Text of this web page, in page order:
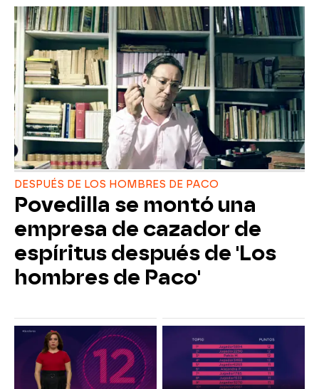
DESPUÉS DE LOS HOMBRES DE PACO
Povedilla se montó una
empresa de cazador de
espíritus después de 'Los
hombres de Paco'